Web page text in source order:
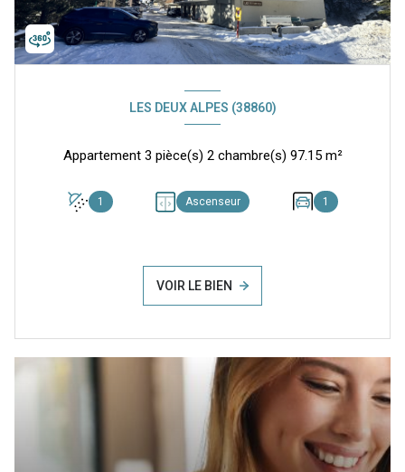
LES DEUX ALPES (38860)
Appartement 3 pièce(s) 2 chambre(s) 97.15 m²
1 Ascenseur 1
VOIR LE BIEN